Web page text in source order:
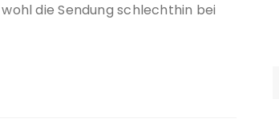
die Sendung schlechthin bei